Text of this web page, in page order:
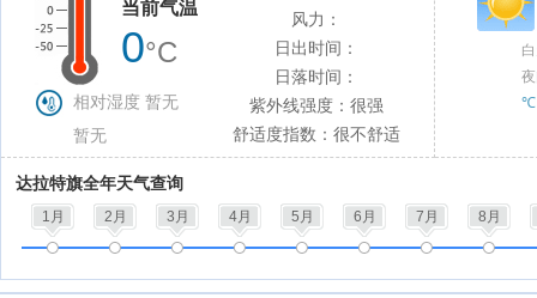
当前气温
0°C
相对湿度 暂无
暂无
风力：
日出时间：
日落时间：
紫外线强度：很强
舒适度指数：很不舒适
℃
达拉特旗全年天气查询
1月 2月 3月 4月 5月 6月 7月 8月